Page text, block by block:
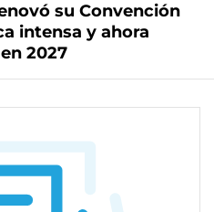
su Convención
intensa y ahora
2027